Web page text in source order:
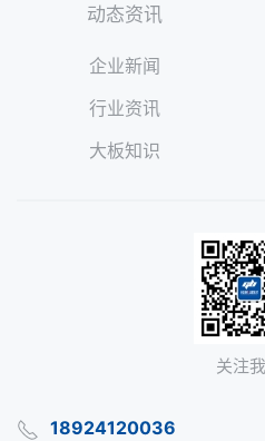
动态资讯
企业新闻
行业资讯
大板知识
关注
18924120036